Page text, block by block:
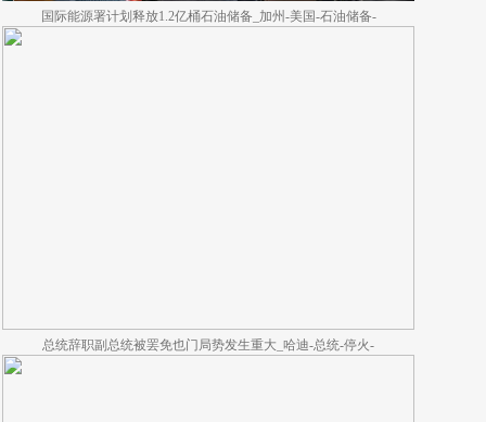
国际能源署计划释放1.2亿桶石油储备_加州-美国-石油储备-
总统辞职副总统被罢免也门局势发生重大_哈迪-总统-停火-